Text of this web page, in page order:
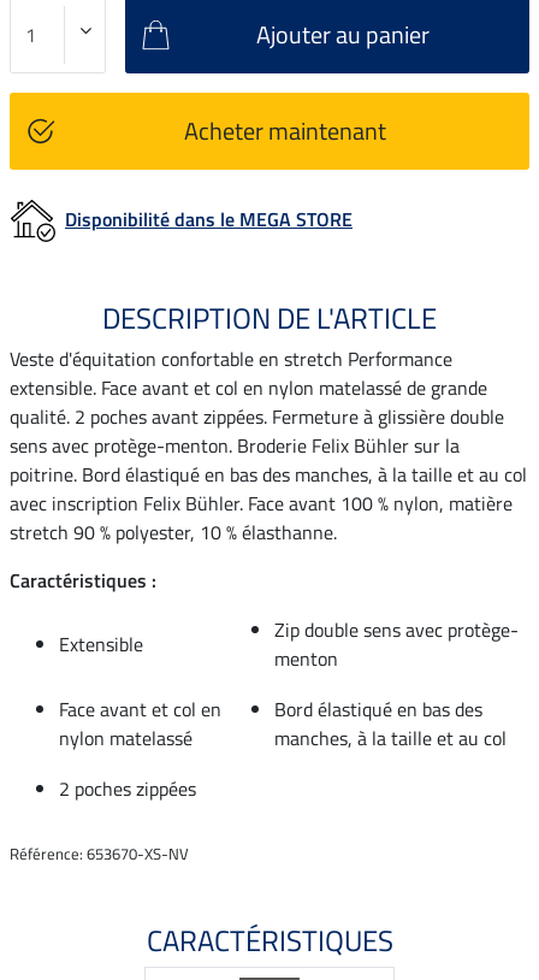
Ajouter au panier
Acheter maintenant
Disponibilité dans le MEGA STORE
DESCRIPTION DE L'ARTICLE
Veste d'équitation confortable en stretch Performance
extensible. Face avant et col en nylon matelassé de grande
qualité. 2 poches avant zippées. Fermeture à glissière double
sens avec protège-menton. Broderie Felix Bühler sur la
poitrine. Bord élastiqué en bas des manches, à la taille et au col
avec inscription Felix Bühler. Face avant 100 % nylon, matière
stretch 90 % polyester, 10 % élasthanne.
Caractéristiques :
Extensible
Zip double sens avec protège-
menton
Face avant et col en
nylon matelassé
Bord élastiqué en bas des
manches, à la taille et au col
2 poches zippées
Référence: 653670-XS-NV
CARACTÉRISTIQUES